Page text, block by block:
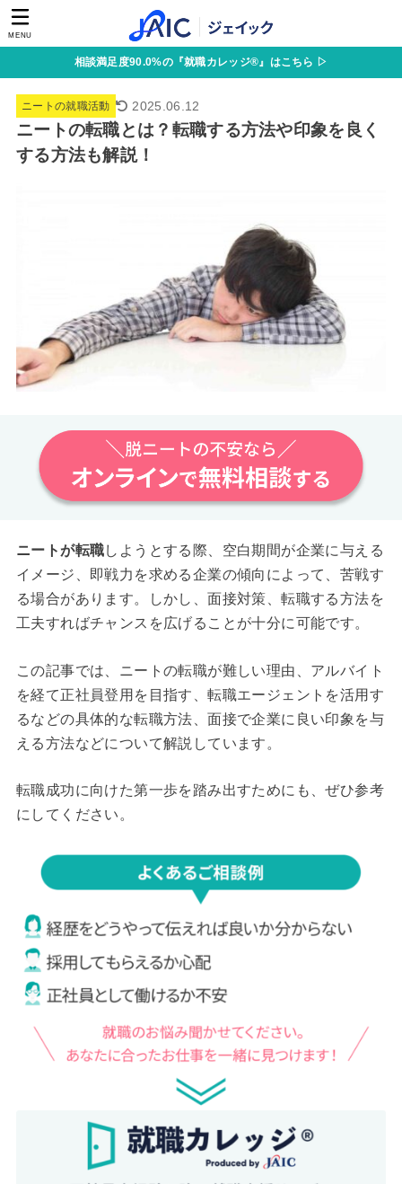
MENU
相談満足度90.0%の『就職カレッジ®』はこちら ▷
ニートの就職活動 2025.06.12
ニートの転職とは？転職する方法や印象を良く
する方法も解説！
ニートが転職しようとする際、空白期間が企業に与える
イメージ、即戦力を求める企業の傾向によって、苦戦す
る場合があります。しかし、面接対策、転職する方法を
工夫すればチャンスを広げることが十分に可能です。
この記事では、ニートの転職が難しい理由、アルバイト
を経て正社員登用を目指す、転職エージェントを活用す
るなどの具体的な転職方法、面接で企業に良い印象を与
える方法などについて解説しています。
転職成功に向けた第一歩を踏み出すためにも、ぜひ参考
にしてください。